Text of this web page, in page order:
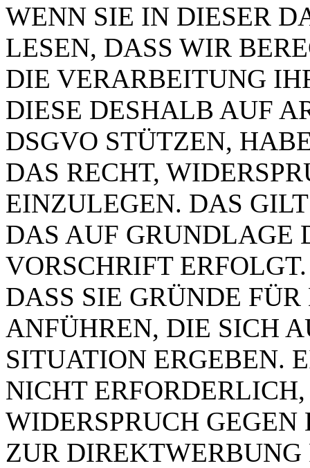
WENN SIE IN DIESER
LESEN, DASS WIR
DIE VERARBEITUNG
DIESE DESHALB AUF
DSGVO STÜTZEN,
DAS RECHT,
EINZULEGEN. DAS
DAS AUF GRUNDLAGE
VORSCHRIFT
DASS SIE GRÜNDE
ANFÜHREN, DIE SICH
SITUATION ERGEBEN.
NICHT
WIDERSPRUCH
ZUR DIREKTWERBUNG